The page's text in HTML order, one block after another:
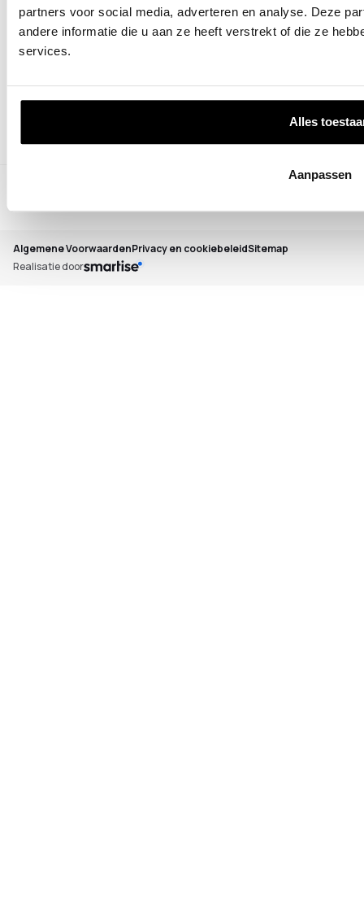
partners voor social media, adverteren en analyse. Deze
andere informatie die u aan ze heeft verstrekt of die ze
services.
Alles
Aanpassen
Betalen
Bestellen
Garantie en retourneren
Informatie
Showroom
Algemene VoorwaardenPrivacy en cookiebeleidSitemap
Realisatie door